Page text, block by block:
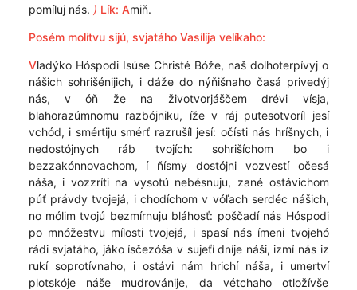
pomíluj nás. ) Lík: Amiň.
Posém molítvu sijú, svjatáho Vasílija velíkaho:
Vladýko Hóspodi Isúse Christé Bóže, naš dolhoterpívyj o
nášich sohrišénijich, i dáže do nýňišnaho časá privedýj
nás, v óň že na životvorjáščem drévi vísja,
blahorazúmnomu razbójniku, íže v ráj putesotvoríl jesí
vchód, i smértiju smérť razrušíl jesí: očísti nás hríšnych, i
nedostójnych ráb tvojích: sohrišíchom bo i
bezzakónnovachom, í ňísmy dostójni vozvestí očesá
náša, i vozzríti na vysotú nebésnuju, zané ostávichom
púť právdy tvojejá, i chodíchom v vóľach serdéc nášich,
no mólim tvojú bezmírnuju bláhosť: poščadí nás Hóspodi
po mnóžestvu mílosti tvojejá, i spasí nás ímeni tvojehó
rádi svjatáho, jáko ísčezóša v sujeťí dníje náši, izmí nás iz
rukí soprotívnaho, i ostávi nám hrichí náša, i umertví
plotskóje náše mudrovánije, da vétchaho otložívše